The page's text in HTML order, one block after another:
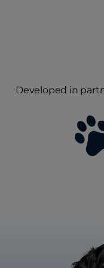
Developed in